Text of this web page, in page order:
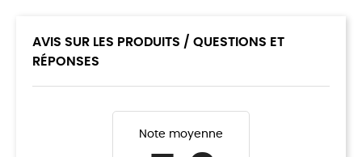
AVIS SUR LES PRODUITS / QUESTIONS ET
RÉPONSES
Note moyenne